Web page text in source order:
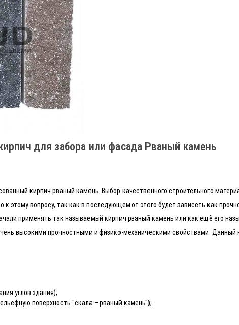
для забора или фасада Рваный камень
кирпич рваный камень. Выбор качественного строительного
этому вопросу, так как в последующем от этого будет зависеть как
применять так называемый кирпич рваный камень или как ещё его
высокими прочностными и физико-механическими свойствами. Данный
углов здания);
поверхность "скала – рваный камень");